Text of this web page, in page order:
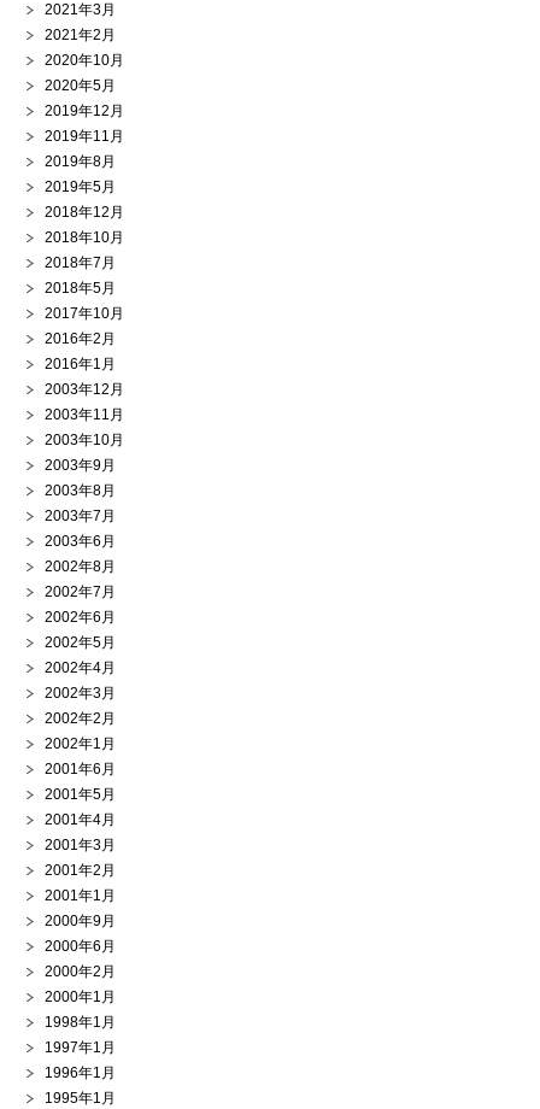
2021年3月
2021年2月
2020年10月
2020年5月
2019年12月
2019年11月
2019年8月
2019年5月
2018年12月
2018年10月
2018年7月
2018年5月
2017年10月
2016年2月
2016年1月
2003年12月
2003年11月
2003年10月
2003年9月
2003年8月
2003年7月
2003年6月
2002年8月
2002年7月
2002年6月
2002年5月
2002年4月
2002年3月
2002年2月
2002年1月
2001年6月
2001年5月
2001年4月
2001年3月
2001年2月
2001年1月
2000年9月
2000年6月
2000年2月
2000年1月
1998年1月
1997年1月
1996年1月
1995年1月